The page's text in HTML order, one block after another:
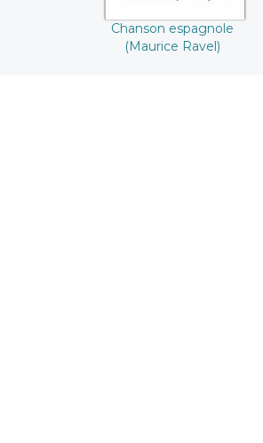
Chanson espagnole
(Maurice Ravel)